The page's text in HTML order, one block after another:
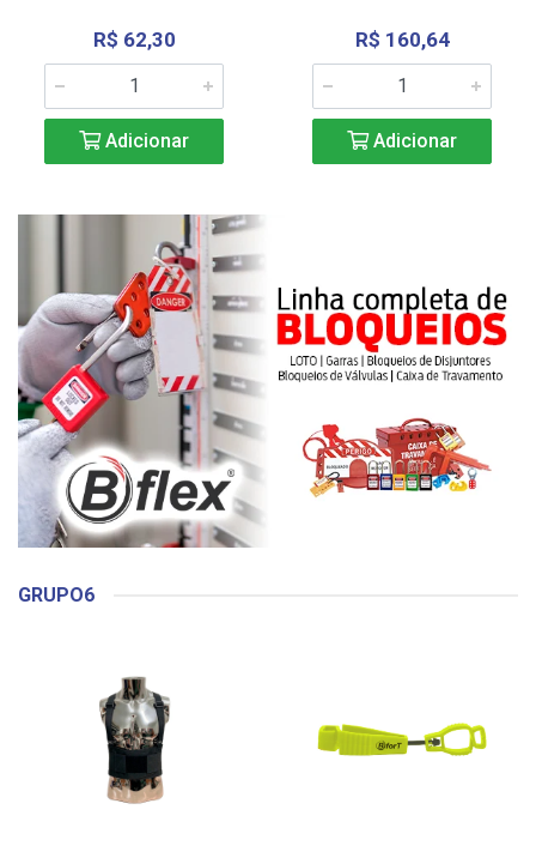
R$ 62,30
Adicionar
R$ 160,64
Adicionar
GRUPO6